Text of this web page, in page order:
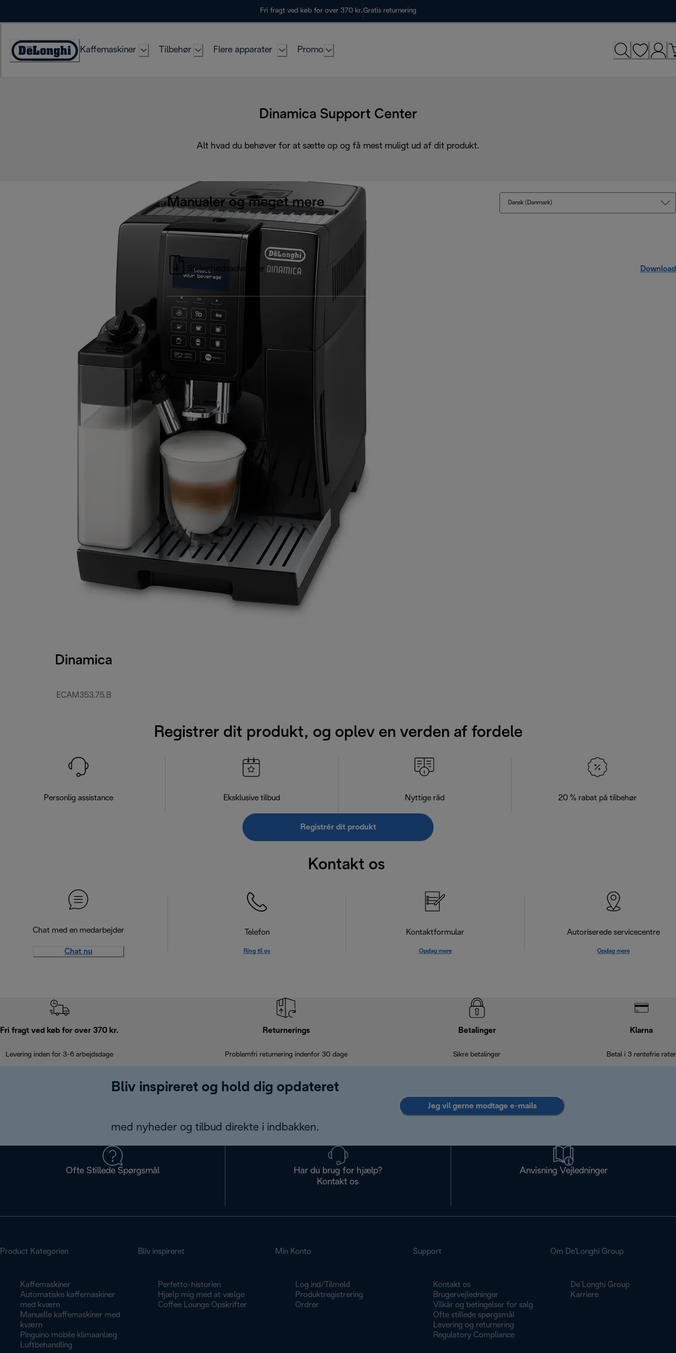
Fri fragt ved køb for over 370 kr.Gratis returnering
Accessibility
Kaffemaskiner Tilbehør Flere apparater Promo
Dinamica Support Center
Alt hvad du behøver for at sætte op og få mest muligt ud af dit produkt.
Dinamica
ECAM353.75.B
Manualer og meget mere Dansk (Danmark)
Sikkerhedsadvarsler Download
Registrer dit produkt, og oplev en verden af fordele
Personlig assistance Eksklusive tilbud Nyttige råd 20 % rabat på tilbehør
Registrér dit produkt
Kontakt os
Chat med en medarbejder
Chat nu
Telefon
Ring til os
Kontaktformular
Opdag mere
Autoriserede servicecentre
Opdag mere
Fri fragt ved køb for over 370 kr.
Levering inden for 3-6 arbejdsdage
Returnerings
Problemfri returnering indenfor 30 dage
Betalinger
Sikre betalinger
Klarna
Betal i 3 rentefrie rater
Bliv inspireret og hold dig opdateret
med nyheder og tilbud direkte i indbakken.
Jeg vil gerne modtage e-mails
Ofte Stillede Spørgsmål
Har du brug for hjælp?
Kontakt os
Anvisning Vejledninger
Product Kategorien
Kaffemaskiner
Automatiske kaffemaskiner
med kværn
Manuelle kaffemaskiner med
kværn
Pinguino mobile klimaanlæg
Luftbehandling
Bliv inspireret
Perfetto-historien
Hjælp mig med at vælge
Coffee Lounge Opskrifter
Min Konto
Log ind/Tilmeld
Produktregistrering
Ordrer
Support
Kontakt os
Brugervejledninger
Vilkår og betingelser for salg
Ofte stillede spørgsmål
Levering og returnering
Regulatory Compliance
Om De'Longhi Group
De’Longhi Group
Karriere